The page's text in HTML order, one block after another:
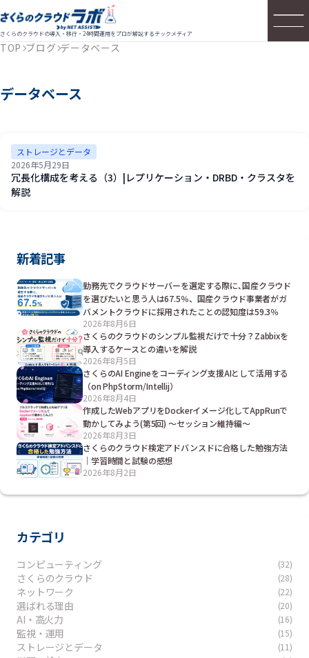
さくらのクラウドの導入・移行・24時間運用をプロが解説するテックメディア
TOP ブログ データベース
データベース
ストレージとデータ
2026年5月29日
冗長化構成を考える（3）|レプリケーション・DRBD・クラスタを
解説
新着記事
勤務先でクラウドサーバーを選定する際に､国産クラウド
を選びたいと思う人は67.5％、国産クラウド事業者がガ
バメントクラウドに採用されたことの認知度は59.3％
2026年8月6日
さくらのクラウドのシンプル監視だけで十分？Zabbixを
導入するケースとの違いを解説
2026年8月5日
さくらのAI Engineをコーディング支援AIとして活用する
（on PhpStorm/Intellij）
2026年8月4日
作成したWebアプリをDockerイメージ化してAppRunで
動かしてみよう(第5回) ～セッション維持編～
2026年8月3日
さくらのクラウド検定アドバンスドに合格した勉強方法
｜学習時間と試験の感想
2026年8月2日
カテゴリ
コンピューティング (32)
さくらのクラウド (28)
ネットワーク (22)
選ばれる理由 (20)
AI・高火力 (16)
監視・運用 (15)
ストレージとデータ (11)